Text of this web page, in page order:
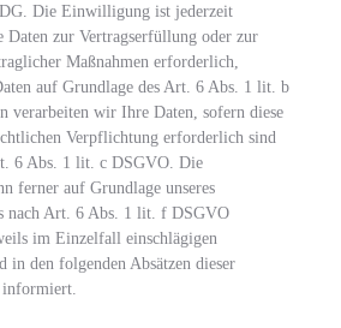
Die Einwilligung ist jederzeit
zur Vertragserfüllung oder zur
Maßnahmen erforderlich,
auf Grundlage des Art. 6 Abs. 1 lit. b
verarbeiten wir Ihre Daten, sofern diese
Verpflichtung erforderlich sind
6 Abs. 1 lit. c DSGVO. Die
ferner auf Grundlage unseres
nach Art. 6 Abs. 1 lit. f DSGVO
im Einzelfall einschlägigen
in den folgenden Absätzen dieser